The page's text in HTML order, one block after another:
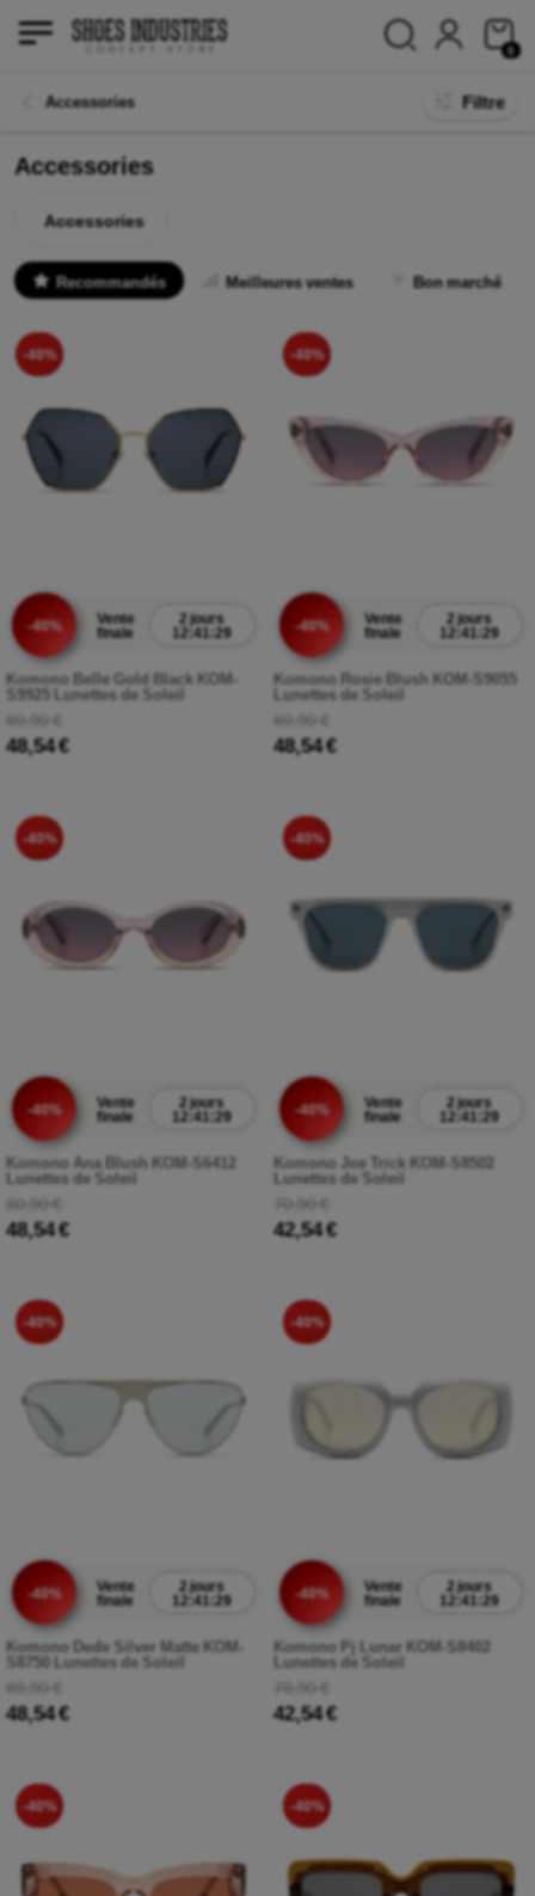
0
Accessories Filtre
Accessories
Accessories
Recommandés Meilleures ventes Bon marché
-40%
-40%
Vente
finale
2 jours
12:41:27
Komono Belle Gold Black KOM-
S9925 Lunettes de Soleil
80,90 €
48,54 €
-40%
-40%
Vente
finale
2 jours
12:41:27
Komono Rosie Blush KOM-S9055
Lunettes de Soleil
80,90 €
48,54 €
-40%
-40%
Vente
finale
2 jours
12:41:27
Komono Ana Blush KOM-S6412
Lunettes de Soleil
80,90 €
48,54 €
-40%
-40%
Vente
finale
2 jours
12:41:27
Komono Joe Trick KOM-S8502
Lunettes de Soleil
70,90 €
42,54 €
-40%
-40%
Vente
finale
2 jours
12:41:27
Komono Dede Silver Matte KOM-
S8750 Lunettes de Soleil
80,90 €
48,54 €
-40%
-40%
Vente
finale
2 jours
12:41:27
Komono Pj Lunar KOM-S8402
Lunettes de Soleil
70,90 €
42,54 €
-40% -40%